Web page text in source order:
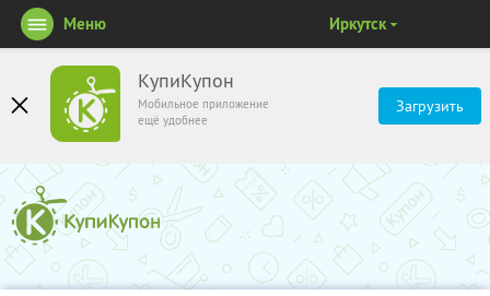
КупиКупон
Мобильное приложение
ещё удобнее
Загрузить
Меню Иркутск